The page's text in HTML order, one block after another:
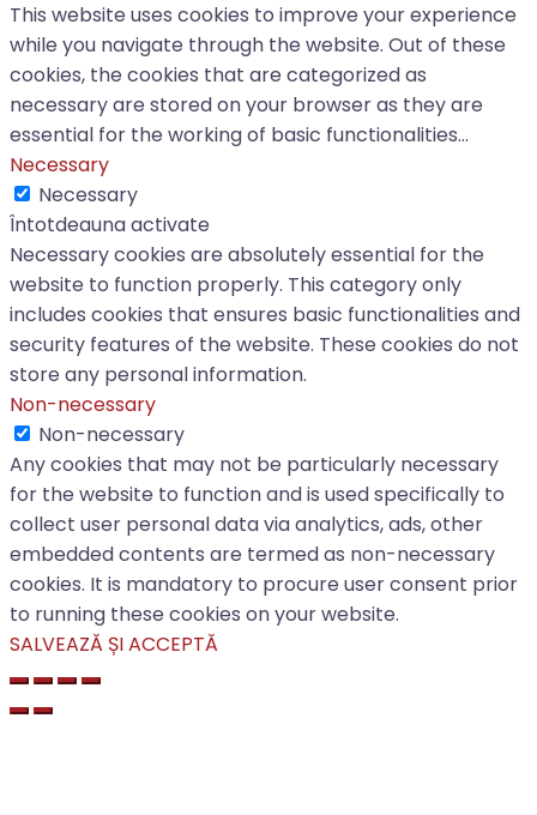
This website uses cookies to improve your experience
while you navigate through the website. Out of these
cookies, the cookies that are categorized as
necessary are stored on your browser as they are
essential for the working of basic functionalities...
Necessary
Necessary
Întotdeauna activate
Necessary cookies are absolutely essential for the
website to function properly. This category only
includes cookies that ensures basic functionalities and
security features of the website. These cookies do not
store any personal information.
Non-necessary
Non-necessary
Any cookies that may not be particularly necessary
for the website to function and is used specifically to
collect user personal data via analytics, ads, other
embedded contents are termed as non-necessary
cookies. It is mandatory to procure user consent prior
to running these cookies on your website.
SALVEAZĂ ȘI ACCEPTĂ